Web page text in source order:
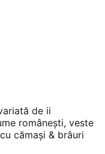
de ii
românești, veste
cămași & brâuri